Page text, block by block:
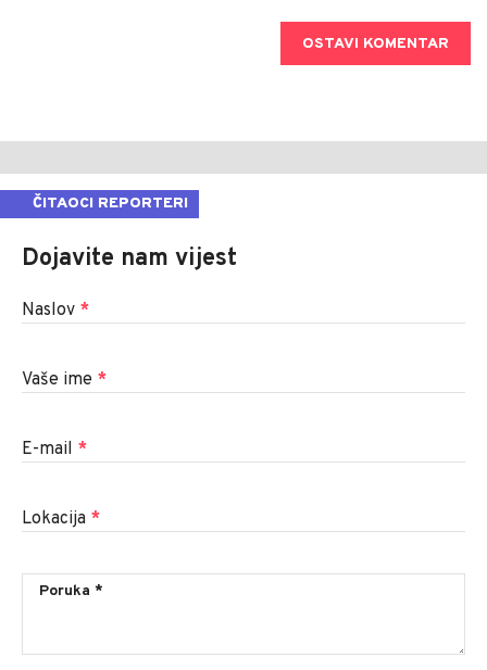
OSTAVI KOMENTAR
ČITAOCI REPORTERI
Dojavite nam vijest
Naslov *
Vaše ime *
E-mail *
Lokacija *